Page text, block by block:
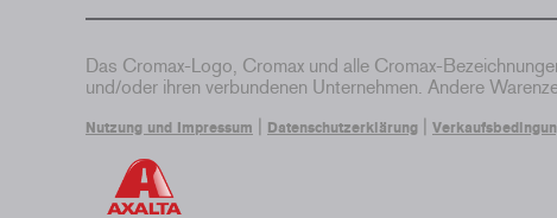
Das Cromax-Logo, Cromax und alle Cromax-
und/oder ihren verbundenen Unternehmen. Andere
Nutzung und Impressum Datenschutzerklärung